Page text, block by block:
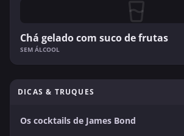
Chá gelado com suco de frutas
SEM ÁLCOOL
DICAS & TRUQUES
Os cocktails de James Bond